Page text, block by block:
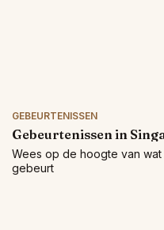
GEBEURTENISSEN
Gebeurtenissen in
Wees op de hoogte van
gebeurt